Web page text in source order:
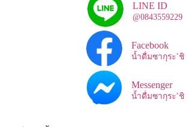
LINE ID
@0843559229
Facebook
น้ำดื่มซากุระ’ชิ
Messenger
น้ำดื่มซากุระ’ชิ